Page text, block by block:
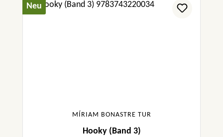
Neu
MÍRIAM BONASTRE TUR
Hooky (Band 3)